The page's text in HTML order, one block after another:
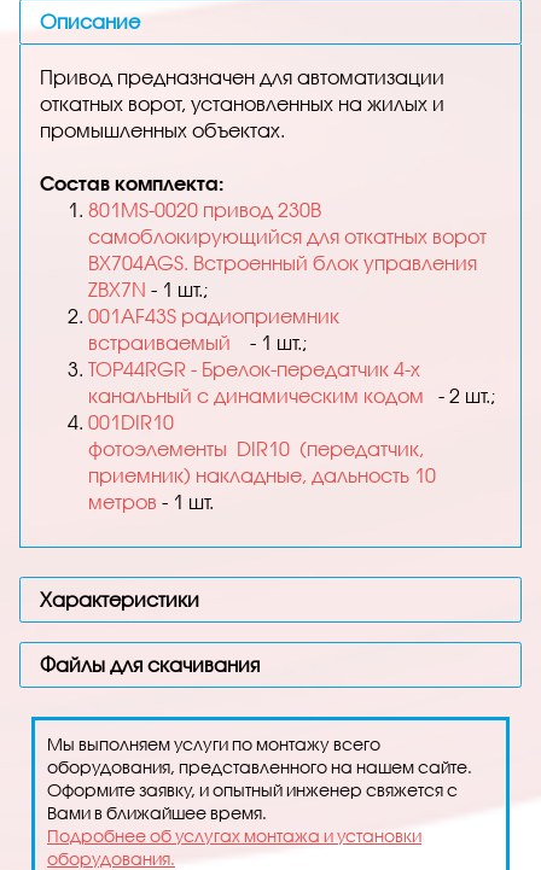
Описание
Привод предназначен для автоматизации
откатных ворот, установленных на жилых и
промышленных объектах.
Состав комплекта:
801MS-0020 привод 230В
самоблокирующийся для откатных ворот
BX704AGS. Встроенный блок управления
ZBX7N - 1 шт.;
001AF43S радиоприемник
встраиваемый
- 1 шт.;
TOP44RGR - Брелок-передатчик 4-х
канальный с динамическим кодом - 2 шт.;
001DIR10
фотоэлементы DIR10 (передатчик,
приемник) накладные, дальность 10
метров - 1 шт.
Характеристики
Файлы для скачивания
Мы выполняем услуги по монтажу всего
оборудования, представленного на нашем сайте.
Оформите заявку, и опытный инженер свяжется с
Вами в ближайшее время.
Подробнее об услугах монтажа и установки
оборудования.